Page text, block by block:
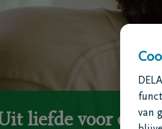
Doe de test
liefde voor
van